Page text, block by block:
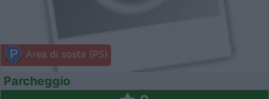
Area di sosta (PS)
Parcheggio